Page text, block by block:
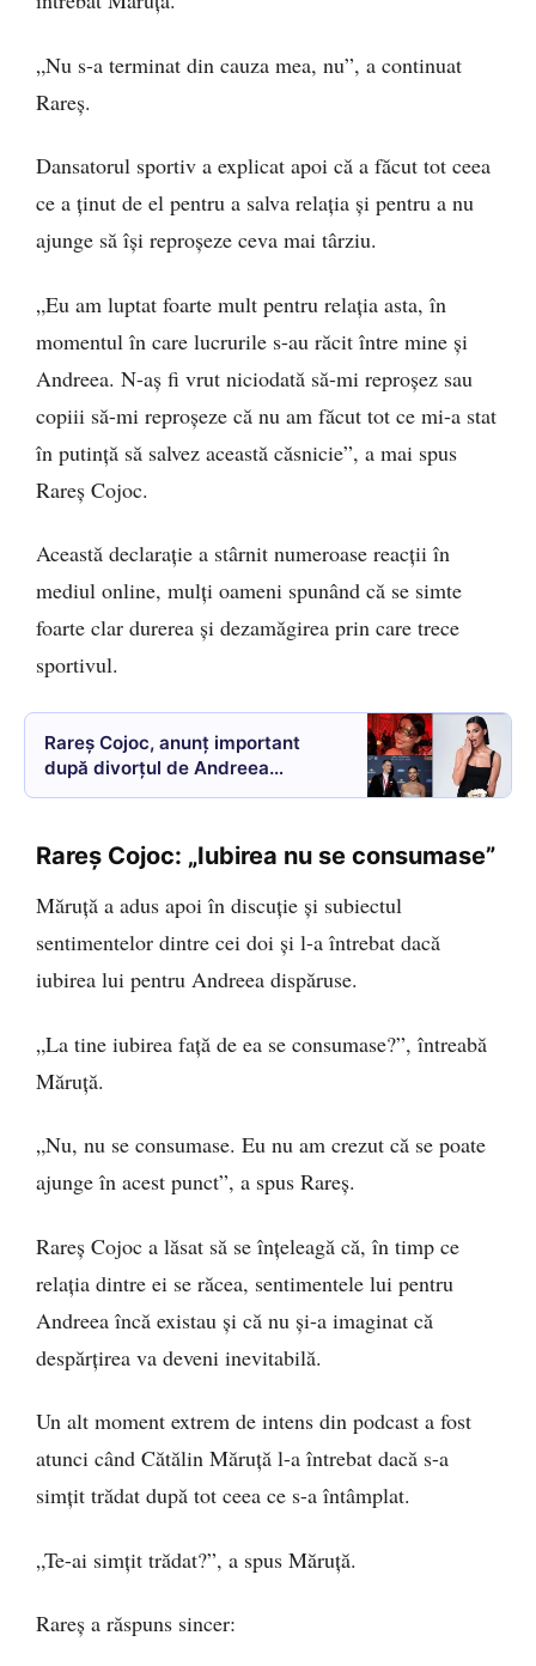
„Nu s-a terminat din cauza mea, nu”, a continuat
Rareș.
Dansatorul sportiv a explicat apoi că a făcut tot ceea
ce a ținut de el pentru a salva relația și pentru a nu
ajunge să își reproșeze ceva mai târziu.
„Eu am luptat foarte mult pentru relația asta, în
momentul în care lucrurile s-au răcit între mine și
Andreea. N-aș fi vrut niciodată să-mi reproșez sau
copiii să-mi reproșeze că nu am făcut tot ce mi-a stat
în putință să salvez această căsnicie”, a mai spus
Rareș Cojoc.
Această declarație a stârnit numeroase reacții în
mediul online, mulți oameni spunând că se simte
foarte clar durerea și dezamăgirea prin care trece
sportivul.
Rareș Cojoc, anunț important
după divorțul de Andreea
Popescu. Este prima declarație
Rareș Cojoc: „Iubirea nu se consumase”
Măruță a adus apoi în discuție și subiectul
sentimentelor dintre cei doi și l-a întrebat dacă
iubirea lui pentru Andreea dispăruse.
„La tine iubirea față de ea se consumase?”, întreabă
Măruță.
„Nu, nu se consumase. Eu nu am crezut că se poate
ajunge în acest punct”, a spus Rareș.
Rareș Cojoc a lăsat să se înțeleagă că, în timp ce
relația dintre ei se răcea, sentimentele lui pentru
Andreea încă existau și că nu și-a imaginat că
despărțirea va deveni inevitabilă.
Un alt moment extrem de intens din podcast a fost
atunci când Cătălin Măruță l-a întrebat dacă s-a
simțit trădat după tot ceea ce s-a întâmplat.
„Te-ai simțit trădat?”, a spus Măruță.
Rareș a răspuns sincer: